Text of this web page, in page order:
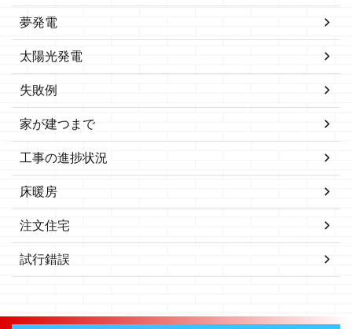
夢発電
太陽光発電
失敗例
家が建つまで
工事の進捗状況
床暖房
注文住宅
試行錯誤